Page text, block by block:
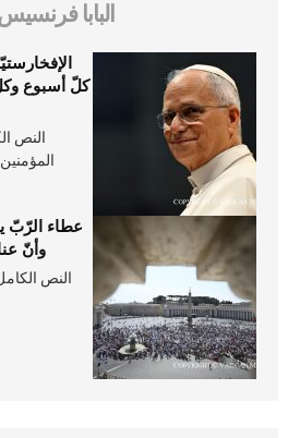
البابا
كلّ أسبوع
النص
المؤمنين
عطاء الرّبّ
وأنّ
النص